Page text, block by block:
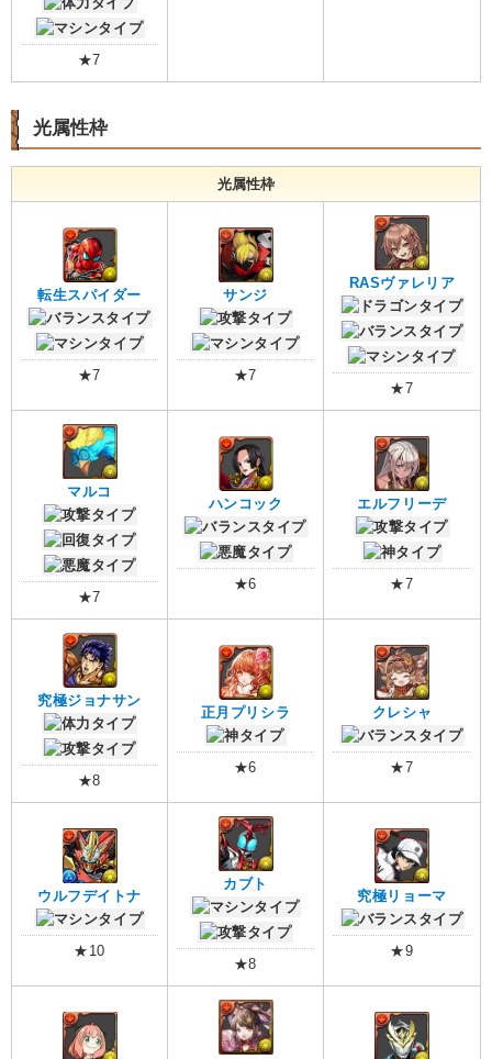
★7
光属性枠
光属性枠
転生スパイダー
★7
サンジ
★7
RASヴァレリア
★7
マルコ
★7
ハンコック
★6
エルフリーデ
★7
究極ジョナサン
★8
正月プリシラ
★6
クレシャ
★7
ウルフデイトナ
★10
カブト
★8
究極リョーマ
★9